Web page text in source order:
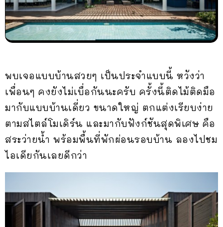
พบเจอแบบบ้านสวยๆ เป็นประจำแบบนี้ หวังว่า
เพื่อนๆ คงยังไม่เบื่อกันนะครับ ครั้งนี้ติดไม้ติดมือ
มากับแบบบ้านเดี่ยว ขนาดใหญ่ ตกแต่งเรียบง่าย
ตามสไตล์โมเดิร์น และมากับฟังก์ชันสุดพิเศษ คือ
สระว่ายน้ำ พร้อมพื้นที่พักผ่อนรอบบ้าน ลองไปชม
ไอเดียกันเลยดีกว่า